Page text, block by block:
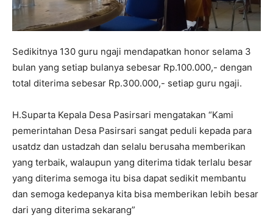
Sedikitnya 130 guru ngaji mendapatkan honor selama 3
bulan yang setiap bulanya sebesar Rp.100.000,- dengan
total diterima sebesar Rp.300.000,- setiap guru ngaji.
H.Suparta Kepala Desa Pasirsari mengatakan “Kami
pemerintahan Desa Pasirsari sangat peduli kepada para
usatdz dan ustadzah dan selalu berusaha memberikan
yang terbaik, walaupun yang diterima tidak terlalu besar
yang diterima semoga itu bisa dapat sedikit membantu
dan semoga kedepanya kita bisa memberikan lebih besar
dari yang diterima sekarang”